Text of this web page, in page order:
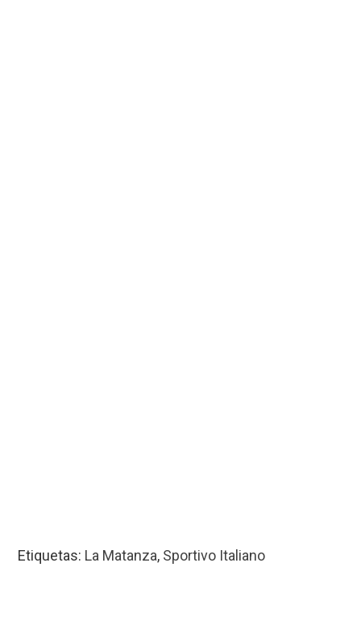
Etiquetas: La Matanza, Sportivo Italiano